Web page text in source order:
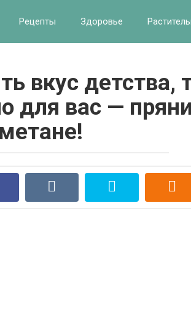
Рецепты Здоровье
вкус детства,
для вас —